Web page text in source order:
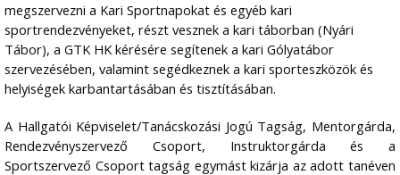
megszervezni a Kari Sportnapokat és egyéb kari
sportrendezvényeket, részt vesznek a kari táborban (Nyári
Tábor), a GTK HK kérésére segítenek a kari Gólyatábor
szervezésében, valamint segédkeznek a kari sporteszközök és
helyiségek karbantartásában és tisztításában.
A Hallgatói Képviselet/Tanácskozási Jogú Tagság, Mentorgárda,
Rendezvényszervező Csoport, Instruktorgárda és a
Sportszervező Csoport tagság egymást kizárja az adott tanéven